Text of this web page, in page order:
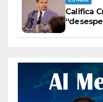
Califica